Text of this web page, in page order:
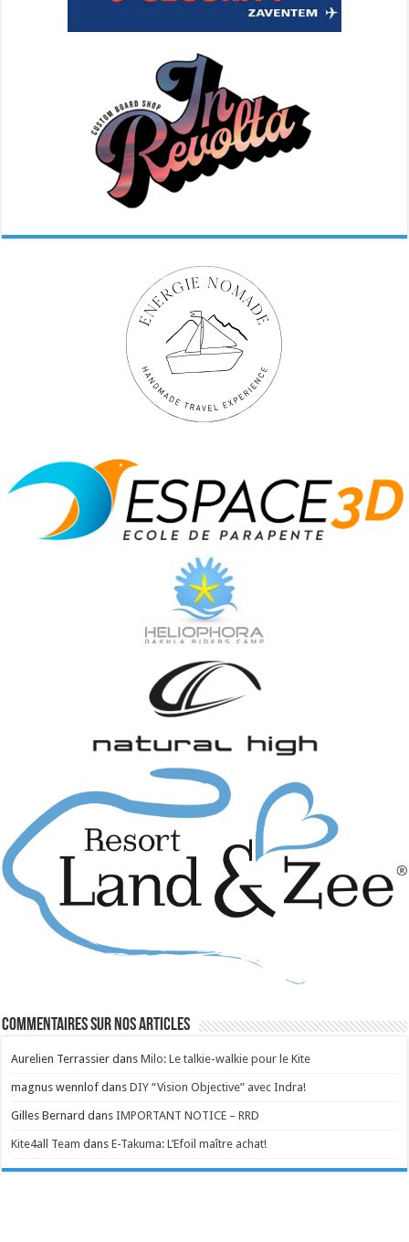
Commentaires sur nos articles
Aurelien Terrassier dansMilo: Le talkie-walkie pour le Kite
magnus wennlof dansDIY “Vision Objective” avec Indra!
Gilles Bernard dansIMPORTANT NOTICE – RRD
Kite4all Team dansE-Takuma: L’Efoil maître achat!